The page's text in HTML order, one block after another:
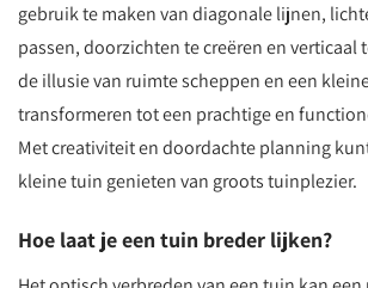
gebruik te maken van diagonale lijnen,
passen, doorzichten te creëren en verticaal
de illusie van ruimte scheppen en een
transformeren tot een prachtige en
Met creativiteit en doordachte planning
kleine tuin genieten van groots tuinplezier.
Hoe laat je een tuin breder lijken?